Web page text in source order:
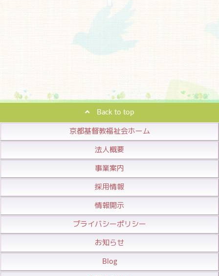
Back to top
京都基督教福祉会ホーム
法人概要
事業案内
採用情報
情報開示
プライバシーポリシー
お知らせ
Blog